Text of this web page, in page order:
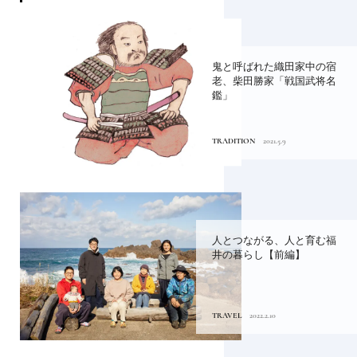
鬼と呼ばれた織田家中の宿
老、柴田勝家「戦国武将名
鑑」
TRADITION 2021.5.9
人とつながる、人と育む福
井の暮らし【前編】
TRAVEL 2022.2.10